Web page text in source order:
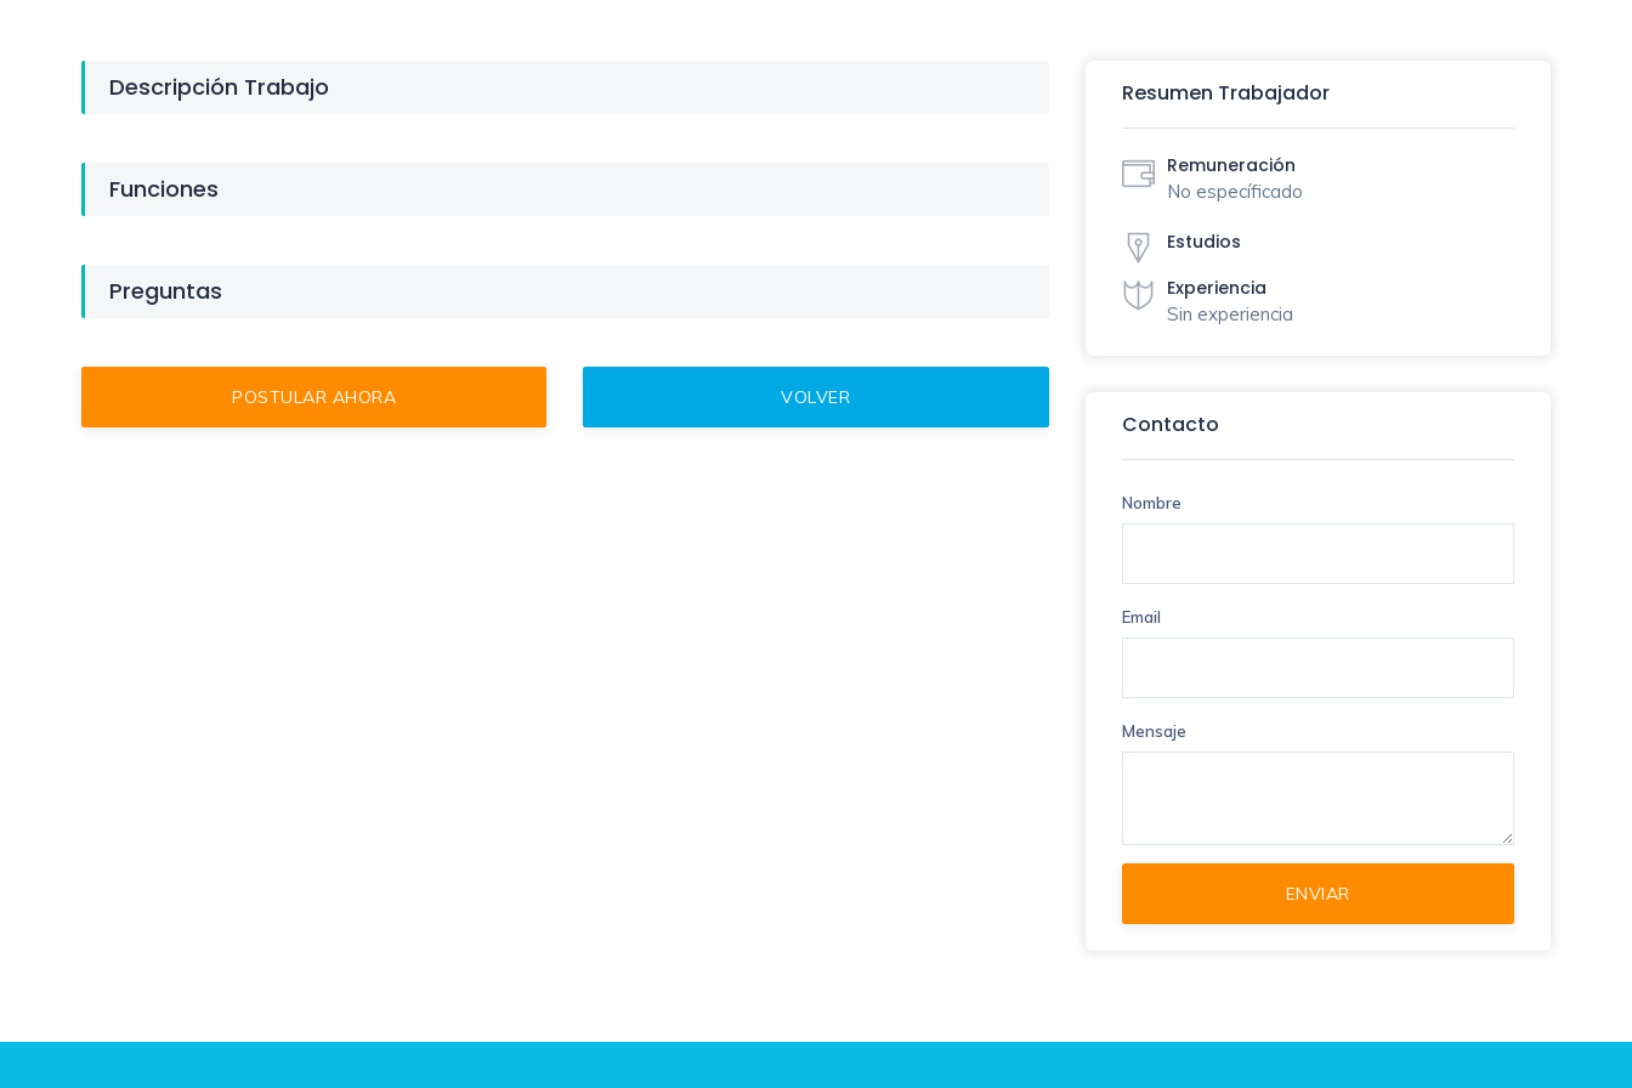
Descripción Trabajo
Funciones
Preguntas
Resumen Trabajador
Remuneración
No específicado
Estudios
Experiencia
Sin experiencia
Contacto
Nombre
Email
Mensaje